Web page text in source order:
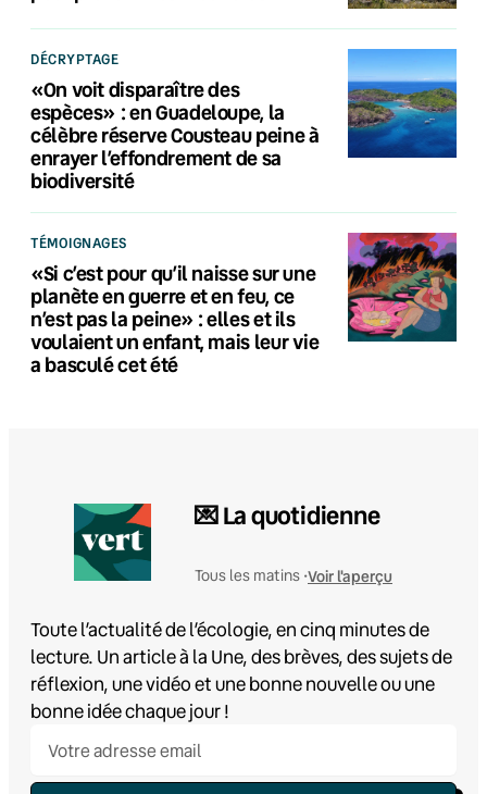
DÉCRYPTAGE
«On voit disparaître des
espèces» : en Guadeloupe, la
célèbre réserve Cousteau peine à
enrayer l’effondrement de sa
biodiversité
TÉMOIGNAGES
«Si c’est pour qu’il naisse sur une
planète en guerre et en feu, ce
n’est pas la peine» : elles et ils
voulaient un enfant, mais leur vie
a basculé cet été
💌 La quotidienne
Tous les matins •Voir l'aperçu
Toute l’actualité de l’écologie, en cinq minutes de
lecture. Un article à la Une, des brèves, des sujets de
réflexion, une vidéo et une bonne nouvelle ou une
bonne idée chaque jour !